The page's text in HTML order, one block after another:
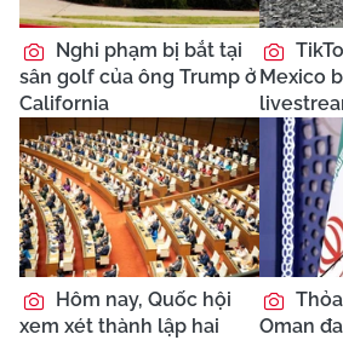
Nghi phạm bị bắt tại
sân golf của ông Trump ở
California
Mexico
Hôm nay, Quốc hội
xem xét thành lập hai
Oman